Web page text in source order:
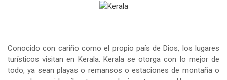
Conocido con cariño como el propio país de Dios, los lugares
turísticos visitan en Kerala. Kerala se otorga con lo mejor de
todo, ya sean playas o remansos o estaciones de montaña o